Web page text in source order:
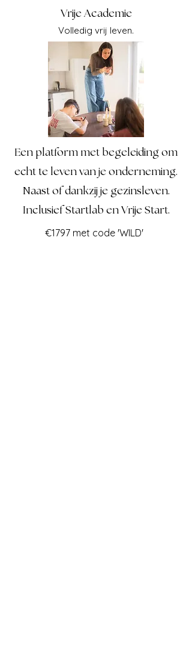
Vrije Academie
Volledig vrij leven.
Een platform met begeleiding om
echt te leven van je onderneming.
Naast of dankzij je gezinsleven.
Inclusief Startlab en Vrije Start.
€1797 met code 'WILD'